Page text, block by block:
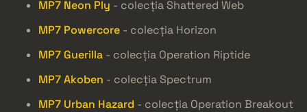
MP7 Neon Ply - colecția Shattered Web
MP7 Powercore - colecția Horizon
MP7 Guerilla - colecția Operation Riptide
MP7 Akoben - colecția Spectrum
MP7 Urban Hazard - colecția Operation Breakout